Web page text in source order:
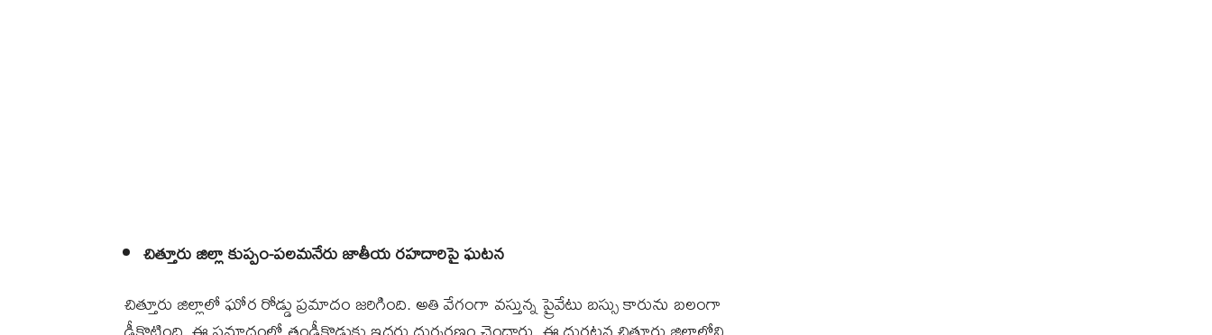
చిత్తూరు జిల్లా కుప్పం-పలమనేరు జాతీయ రహదారిపై ఘటన
చిత్తూరు జిల్లాలో ఘోర రోడ్డు ప్రమాదం జరిగింది. అతి వేగంగా వస్తున్న ప్రైవేటు బస్సు కారును బలంగా